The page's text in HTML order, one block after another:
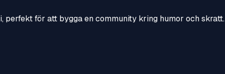
perfekt för att bygga en community kring humor och skratt.